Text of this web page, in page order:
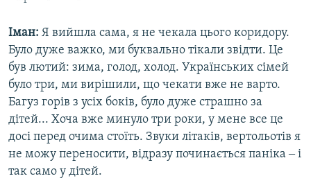
Іман: Я вийшла сама, я не чекала цього коридору.
Було дуже важко, ми буквально тікали звідти. Це
був лютий: зима, голод, холод. Українських сімей
було три, ми вирішили, що чекати вже не варто.
Багуз горів з усіх боків, було дуже страшно за
дітей... Хоча вже минуло три роки, у мене все це
досі перед очима стоїть. Звуки літаків, вертольотів я
не можу переносити, відразу починається паніка ‒ і
так само у дітей.